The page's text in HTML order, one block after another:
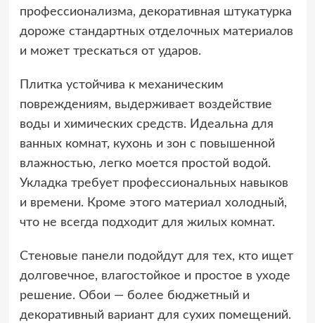
профессионализма, декоративная штукатурка
дороже стандартных отделочных материалов
и может трескаться от ударов.
Плитка устойчива к механическим
повреждениям, выдерживает воздействие
воды и химических средств. Идеальна для
ванных комнат, кухонь и зон с повышенной
влажностью, легко моется простой водой.
Укладка требует профессиональных навыков
и времени. Кроме этого материал холодный,
что не всегда подходит для жилых комнат.
Стеновые панели подойдут для тех, кто ищет
долговечное, влагостойкое и простое в уходе
решение. Обои — более бюджетный и
декоративный вариант для сухих помещений.